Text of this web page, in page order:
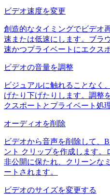
ビデオ速度を変更
創造的なタイミングでビデオ
速または低速にします。ブラ
速かつプライベートにエクス
ビデオの音量を調整
ビジュアルに触れることなく
げたり下げたりします。調整
クスポートとプライベート処
オーディオを削除
ビデオから音声を削除して、
ント クリップを作成します
非公開に保たれ、クリーンな
ートされます。
ビデオのサイズを変更する